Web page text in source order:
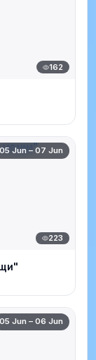
162
05 Jun – 07 Jun
223
05 Jun – 06 Jun